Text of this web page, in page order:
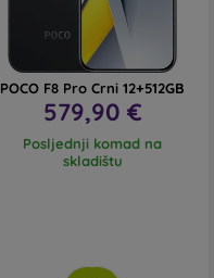
POCO F8 Pro Crni 12+512GB
579,90 €
Posljednji komad na
skladištu